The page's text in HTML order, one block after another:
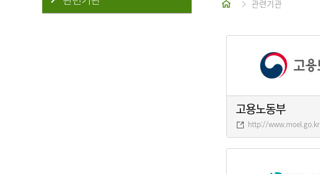
홈 관련기관
고용노동부
http://www.moel.go.kr